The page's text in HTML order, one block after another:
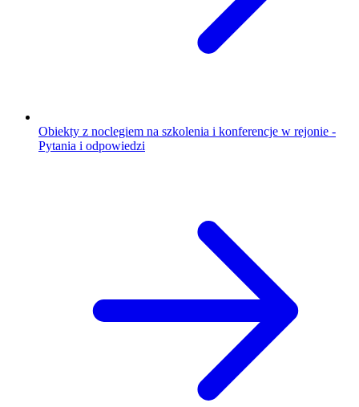
Obiekty z noclegiem na szkolenia i konferencje w rejonie -
Pytania i odpowiedzi